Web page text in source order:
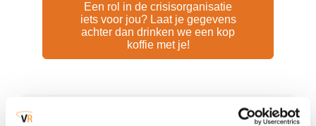
Een rol in de crisisorganisatie
iets voor jou? Laat je gegevens
achter dan drinken we een kop
koffie met je!